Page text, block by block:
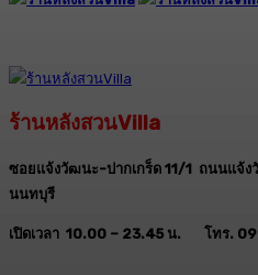
ร้านหลังสวนVilla
ซอยแจ้งวัฒนะ-ปากเกร็ด 11/1 ถนนแจ้
นนทบุรี
เปิดเวลา 10.00 – 23.45 น. โทร.